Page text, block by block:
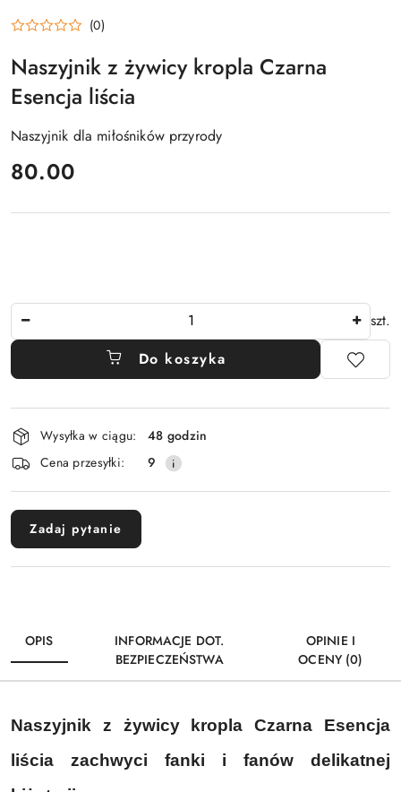
(0)
Naszyjnik z żywicy kropla Czarna
Esencja liścia
Naszyjnik dla miłośników przyrody
cena:
80.00
szt.
Do koszyka
Dostępność
i
dostawa
Wysyłka w ciągu:
48 godzin
Cena przesyłki:
9
Zadaj pytanie
OPIS
INFORMACJE DOT.
BEZPIECZEŃSTWA
OPINIE I
OCENY (0)
Naszyjnik z żywicy kropla Czarna Esencja
liścia zachwyci fanki i fanów delikatnej